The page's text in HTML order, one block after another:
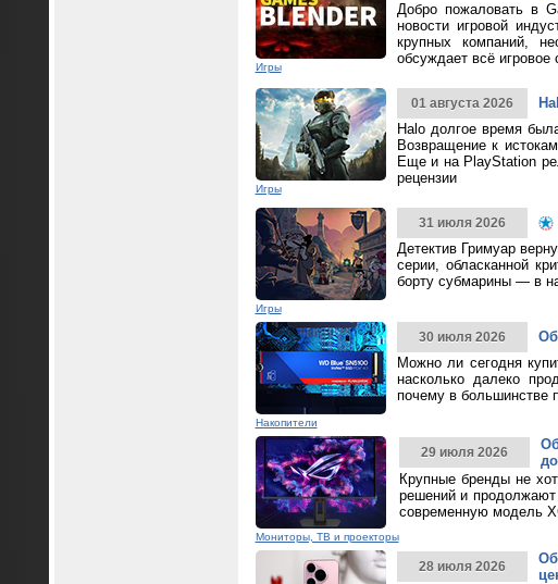
Игры
Добро пожаловать в
новости игровой
крупных компаний,
обсуждает всё
Игры
01 августа 2026
Halo долгое время
Возвращение к
Еще и на PlayStation
рецензии
Игры
31 июля 2026
Детектив Гримуар
серии, обласканной
борту субмарины — в
Накопители
30 июля 2026
Можно ли сегодня
насколько далеко
почему в большинстве
Мониторы, ТВ и проекторы
29 июля 2026
Крупные бренды не
решений и продолжают
современную модель
28 июля 2026